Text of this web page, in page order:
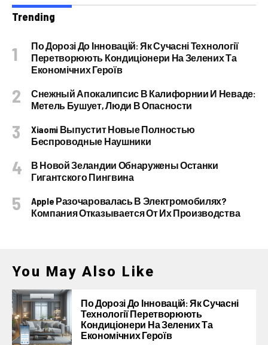
Trending
По Дорозі До Інновацій: Як Сучасні Технології
Перетворюють Кондиціонери На Зелених Та
Економічних Героїв
Снежный Апокалипсис В Калифорнии И Неваде:
Метель Бушует, Люди В Опасности
Xiaomi Выпустит Новые Полностью
Беспроводные Наушники
В Новой Зеландии Обнаружены Останки
Гигантского Пингвина
Apple Разочаровалась В Электромобилях?
Компания Отказывается От Их Производства
You May Also Like
По Дорозі До Інновацій: Як Сучасні
Технології Перетворюють
Кондиціонери На Зелених Та
Економічних Героїв